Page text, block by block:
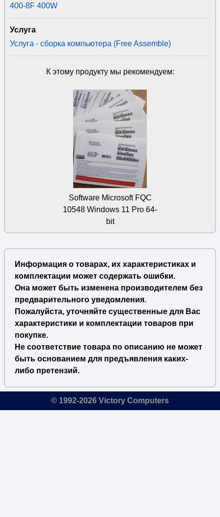
400-8F 400W
Услуга
Услуга - сборка компьютера (Free Assemble)
К этому продукту мы рекомендуем:
Software Microsoft FQC
10548 Windows 11 Pro 64-
bit
Информация о товарах, их характеристиках и
комплектации может содержать ошибки.
Она может быть изменена производителем без
предварительного уведомления.
Пожалуйста, уточняйте существенные для Вас
характеристики и комплектации товаров при
покупке.
Не соответствие товара по описанию не может
быть основанием для предъявления каких-
либо претензий.
© 1992-2026 Victory Computers